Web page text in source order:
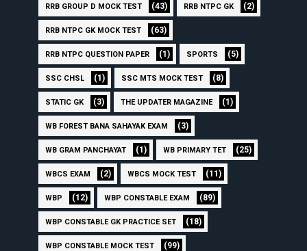
RRB GROUP D MOCK TEST (43) RRB NTPC GK (2)
RRB NTPC GK MOCK TEST (63)
RRB NTPC QUESTION PAPER (1) SPORTS (5)
SSC CHSL (1) SSC MTS MOCK TEST (8)
STATIC GK (3) THE UPDATER MAGAZINE (1)
WB FOREST BANA SAHAYAK EXAM (3)
WB GRAM PANCHAYAT (1) WB PRIMARY TET (25)
WBCS EXAM (2) WBCS MOCK TEST (11)
WBP (12) WBP CONSTABLE EXAM (89)
WBP CONSTABLE GK PRACTICE SET (18)
WBP CONSTABLE MOCK TEST (99)